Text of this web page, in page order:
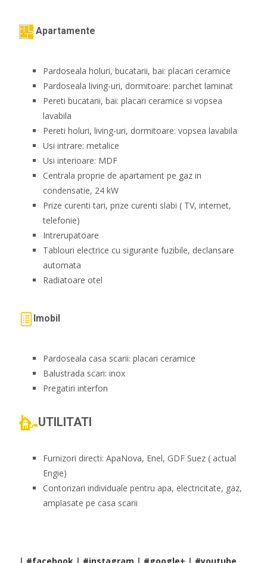
Apartamente
Pardoseala holuri, bucatarii, bai: placari ceramice
Pardoseala living-uri, dormitoare: parchet laminat
Pereti bucatarii, bai: placari ceramice si vopsea
lavabila
Pereti holuri, living-uri, dormitoare: vopsea lavabila
Usi intrare: metalice
Usi interioare: MDF
Centrala proprie de apartament pe gaz in
condensatie, 24 kW
Prize curenti tari, prize curenti slabi ( TV, internet,
telefonie)
Intrerupatoare
Tablouri electrice cu sigurante fuzibile, declansare
automata
Radiatoare otel
Imobil
Pardoseala casa scarii: placari ceramice
Balustrada scari: inox
Pregatiri interfon
UTILITATI
Furnizori directi: ApaNova, Enel, GDF Suez ( actual
Engie)
Contorizari individuale pentru apa, electricitate, gaz,
amplasate pe casa scarii